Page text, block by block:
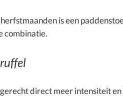
is een
combinatie.
direct meer intensiteit en